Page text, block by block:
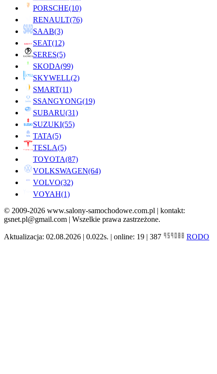
PORSCHE(10)
RENAULT(76)
SAAB(3)
SEAT(12)
SERES(5)
SKODA(99)
SKYWELL(2)
SMART(11)
SSANGYONG(19)
SUBARU(31)
SUZUKI(55)
TATA(5)
TESLA(5)
TOYOTA(87)
VOLKSWAGEN(64)
VOLVO(32)
VOYAH(1)
© 2009-2026 www.salony-samochodowe.com.pl | kontakt:
gsnet.pl@gmail.com | Wszelkie prawa zastrzeżone.
Aktualizacja: 02.08.2026 | 0.022s. | online: 19 | 387 RODO